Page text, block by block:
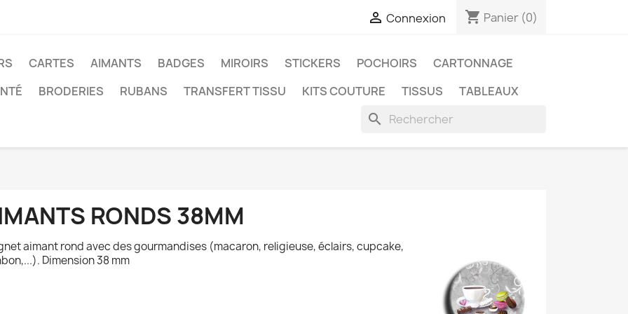
 Connexion shopping_cart Panier (0)
CARTES AIMANTS BADGES MIROIRS STICKERS POCHOIRS
CARTONNAGE
BRODERIES RUBANS TRANSFERT TISSU KITS COUTURE TISSUS TABLEAUX
search
RONDS 38MM
aimant rond avec des gourmandises (macaron, religieuse, éclairs, cupcake,
Dimension 38 mm